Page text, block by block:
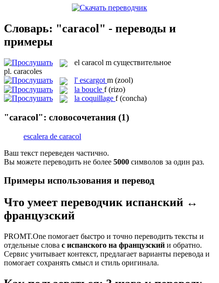
Словарь: "caracol" - переводы и
примеры
el caracol m существительное
pl. caracoles
l' escargot m (zool)
la boucle f (rizo)
la coquillage f (concha)
"caracol": словосочетания (1)
escalera de caracol
Ваш текст переведен частично.
Вы можете переводить не более 5000 символов за один раз.
Примеры использования и перевод
Что умеет переводчик испанский ↔
французский
PROMT.One помогает быстро и точно переводить тексты и
отдельные слова с испанского на французский и обратно.
Сервис учитывает контекст, предлагает варианты перевода и
помогает сохранять смысл и стиль оригинала.